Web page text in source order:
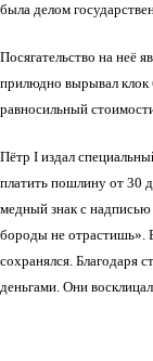
была делом
Посягательство на неё
прилюдно вырывал
равносильный
Пётр І издал
платить пошлину от 30
медный знак с
бороды не отрастишь».
сохранялся. Благодаря
деньгами. Они